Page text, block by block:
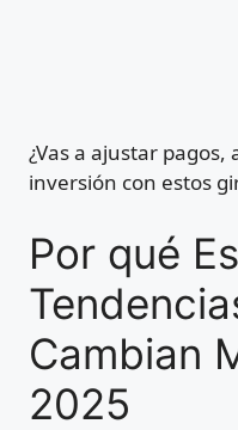
¿Vas a ajustar
inversión con estos
Por qué
Cambian
2025